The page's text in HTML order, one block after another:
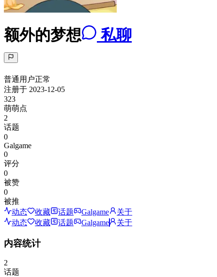
额外的梦想 私聊
普通用户正常
注册于 2023-12-05
323
萌萌点
2
话题
0
Galgame
0
评分
0
被赞
0
被推
动态
收藏 话题 Galgame
关于
动态
收藏 话题 Galgame 关于
内容统计
2
话题